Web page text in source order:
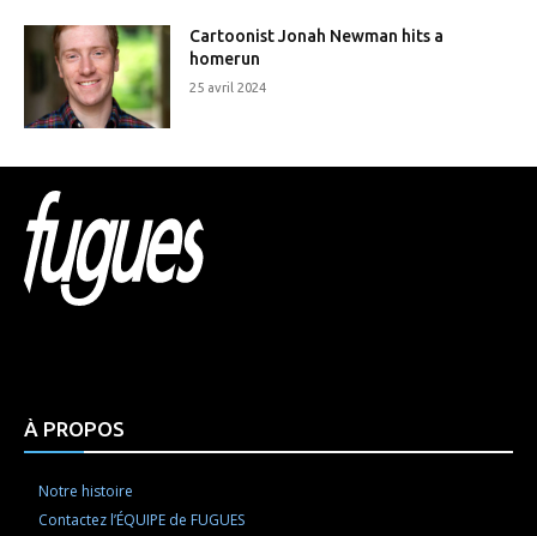
Cartoonist Jonah Newman hits a
homerun
25 avril 2024
À PROPOS
Notre histoire
Contactez l’ÉQUIPE de FUGUES